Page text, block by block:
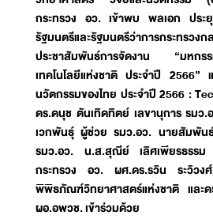
กระทรวง อว. เข้าพบ พลเอก ประ
รัฐมนตรีและรัฐมนตรีว่าการกร
ประชาสัมพันธ์การจัดงาน “มหก
เทคโนโลยีแห่งชาติ ประจำปี 2566”
นวัตกรรมของไทย ประจำปี 2566 :
ดร.ดนุช ตันเทิดทิตย์ เลขานุการ รมว
เวกพันธุ์ ผู้ช่วย รมว.อว. นายสัมพัน
รมว.อว. น.ส.สุณีย์ เลิศเพียรธรรม
กระทรวง อว. ผศ.ดร.รวิน ระวิวง
พิพิธภัณฑ์วิทยาศาสตร์แห่งชาติ และ
ผอ.อพวช. เข้าร่วมด้วย